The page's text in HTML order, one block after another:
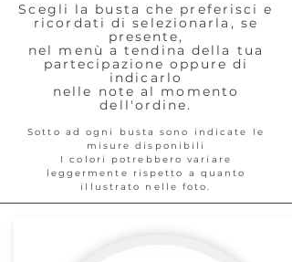
Scegli la busta che preferisci e
ricordati di selezionarla, se
presente,
nel menù a tendina della tua
partecipazione oppure di
indicarlo
nelle note al momento
dell'ordine.
Sotto ad ogni busta sono indicate le
misure disponibili
I colori potrebbero variare
leggermente rispetto a quanto
illustrato nelle foto.